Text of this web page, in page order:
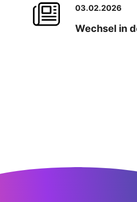
03.02.2026
Wechsel in